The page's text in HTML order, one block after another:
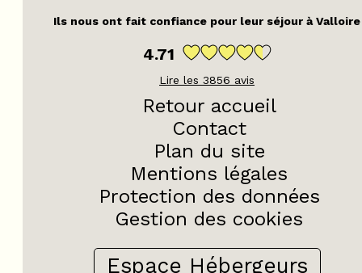
Ils nous ont fait confiance pour leur séjour à Valloire
4.71
Lire les 3856 avis
Retour accueil
Contact
Plan du site
Mentions légales
Protection des données
Gestion des cookies
Espace Hébergeurs